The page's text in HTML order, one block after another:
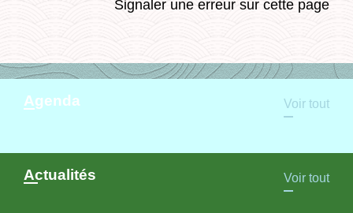
Signaler une erreur sur cette page
Agenda Voir tout
Actualités Voir tout